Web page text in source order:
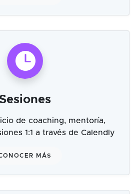
de coaching, mentoría,
1:1 a través de Calendly
MÁS